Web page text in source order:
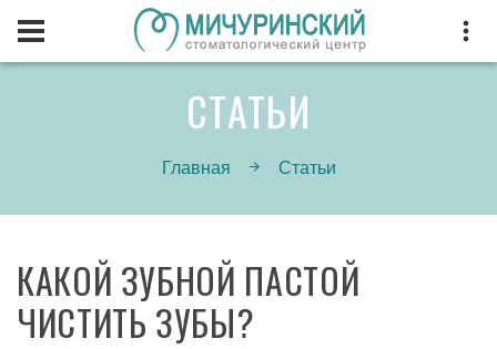
СТАТЬИ
Главная Статьи
КАКОЙ ЗУБНОЙ ПАСТОЙ
ЧИСТИТЬ ЗУБЫ?